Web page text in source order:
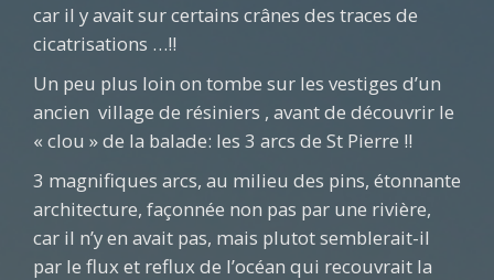
car il y avait sur certains crânes des traces de
cicatrisations …!!
Un peu plus loin on tombe sur les vestiges d’un
ancien village de résiniers , avant de découvrir le
« clou » de la balade: les 3 arcs de St Pierre !!
3 magnifiques arcs, au milieu des pins, étonnante
architecture, façonnée non pas par une rivière,
car il n’y en avait pas, mais plutot semblerait-il
par le flux et reflux de l’océan qui recouvrait la